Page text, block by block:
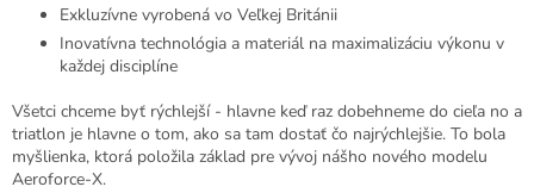
Exkluzívne vyrobená vo Veľkej Británii
Inovatívna technológia a materiál na maximalizáciu výkonu v
každej disciplíne
Všetci chceme byť rýchlejší - hlavne keď raz dobehneme do cieľa no a
triatlon je hlavne o tom, ako sa tam dostať čo najrýchlejšie. To bola
myšlienka, ktorá položila základ pre vývoj nášho nového modelu
Aeroforce-X.